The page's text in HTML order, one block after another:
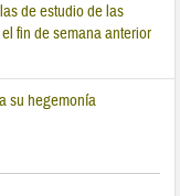
de estudio de las
fin de semana anterior
su hegemonía